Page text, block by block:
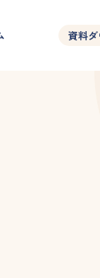
資料